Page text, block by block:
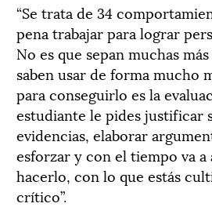
“Se trata de 34
pena trabajar para lograr
No es que sepan muchas
saben usar de forma mucho
para conseguirlo es la
estudiante le pides justificar
evidencias, elaborar
esforzar y con el tiempo va a
hacerlo, con lo que estás
crítico”.